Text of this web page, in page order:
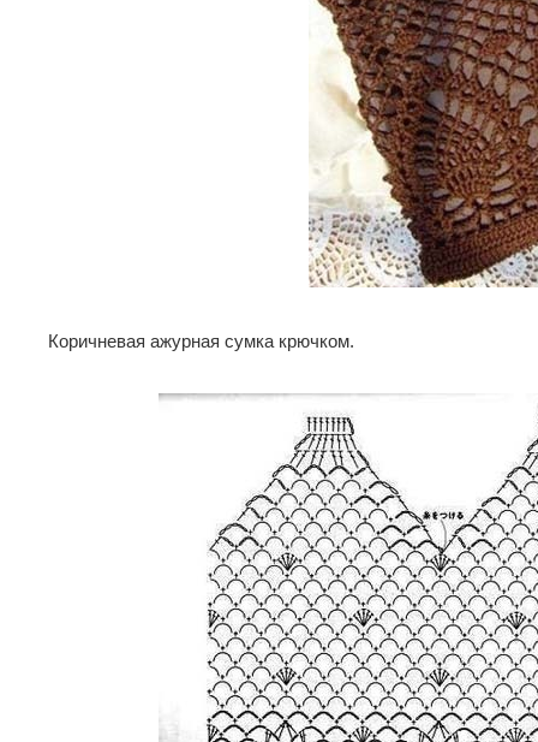
Коричневая ажурная сумка крючком.